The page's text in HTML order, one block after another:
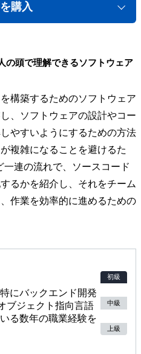
購入
の頭で理解できるソフトウェア
構築するためのソフトウェア
、ソフトウェアの設計やコー
やすいようにするための方法
複雑になることを避けるた
連の流れで、ソースコード
るかを紹介し、それをチーム
作業を効率的に進めるための
にバックエンド開発
ブジェクト指向言語
る数年の職業経験を
初級
中級
上級